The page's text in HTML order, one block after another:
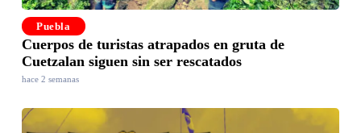
Puebla
Cuerpos de turistas atrapados en gruta de
Cuetzalan siguen sin ser rescatados
hace 2 semanas